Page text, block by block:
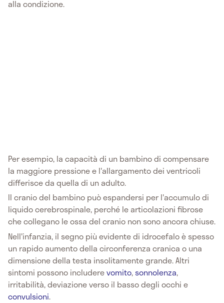
alla condizione.
Per esempio, la capacità di un bambino di compensare
la maggiore pressione e l'allargamento dei ventricoli
differisce da quella di un adulto.
Il cranio del bambino può espandersi per l'accumulo di
liquido cerebrospinale, perché le articolazioni fibrose
che collegano le ossa del cranio non sono ancora chiuse.
Nell'infanzia, il segno più evidente di idrocefalo è spesso
un rapido aumento della circonferenza cranica o una
dimensione della testa insolitamente grande. Altri
sintomi possono includerevomito,sonnolenza,
irritabilità, deviazione verso il basso degli occhi e
convulsioni.